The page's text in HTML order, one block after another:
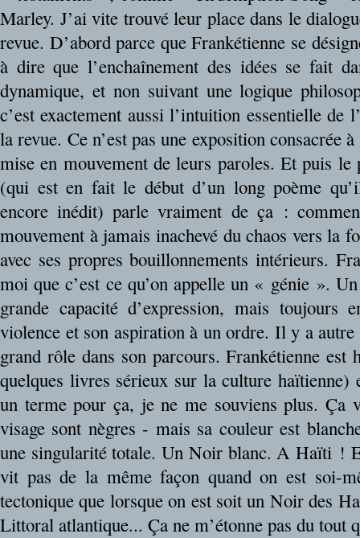
Marley. J’ai vite trouvé leur place dans le
revue. D’abord parce que Frankétienne se
à dire que l’enchaînement des idées se fait
dynamique, et non suivant une logique
c’est exactement aussi l’intuition essentielle de
la revue. Ce n’est pas une exposition consacrée
mise en mouvement de leurs paroles. Et puis le
(qui est en fait le début d’un long poème
encore inédit) parle vraiment de ça :
mouvement à jamais inachevé du chaos vers la
avec ses propres bouillonnements intérieurs.
moi que c’est ce qu’on appelle un « génie ».
grande capacité d’expression, mais toujours
violence et son aspiration à un ordre. Il y a
grand rôle dans son parcours. Frankétienne est
quelques livres sérieux sur la culture
un terme pour ça, je ne me souviens plus. Ça
visage sont nègres - mais sa couleur est
une singularité totale. Un Noir blanc. A Haïti !
vit pas de la même façon quand on est soi-
tectonique que lorsque on est soit un Noir des
Littoral atlantique... Ça ne m’étonne pas du tout